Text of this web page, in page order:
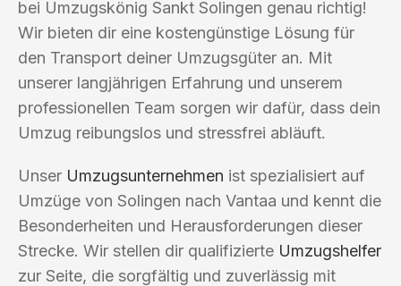
bei Umzugskönig Sankt Solingen genau richtig!
Wir bieten dir eine kostengünstige Lösung für
den Transport deiner Umzugsgüter an. Mit
unserer langjährigen Erfahrung und unserem
professionellen Team sorgen wir dafür, dass dein
Umzug reibungslos und stressfrei abläuft.
Unser Umzugsunternehmen ist spezialisiert auf
Umzüge von Solingen nach Vantaa und kennt die
Besonderheiten und Herausforderungen dieser
Strecke. Wir stellen dir qualifizierte Umzugshelfer
zur Seite, die sorgfältig und zuverlässig mit